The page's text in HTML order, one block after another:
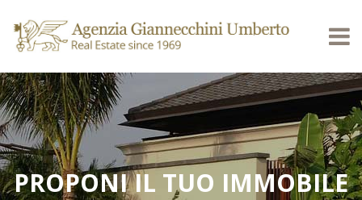
PROPONI IL TUO IMMOBILE